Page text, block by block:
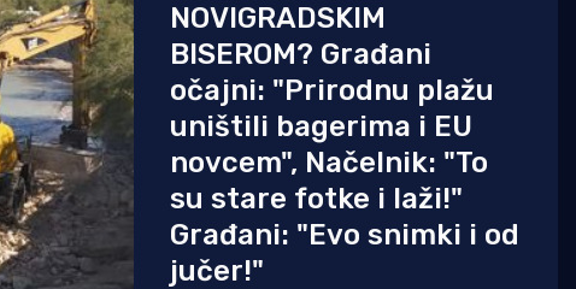
NOVIGRADSKIM
BISEROM? Građani
očajni: "Prirodnu plažu
uništili bagerima i EU
novcem", Načelnik: "To
su stare fotke i laži!"
Građani: "Evo snimki i od
jučer!"